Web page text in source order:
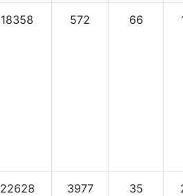
18358 572 66
22628 3977 35